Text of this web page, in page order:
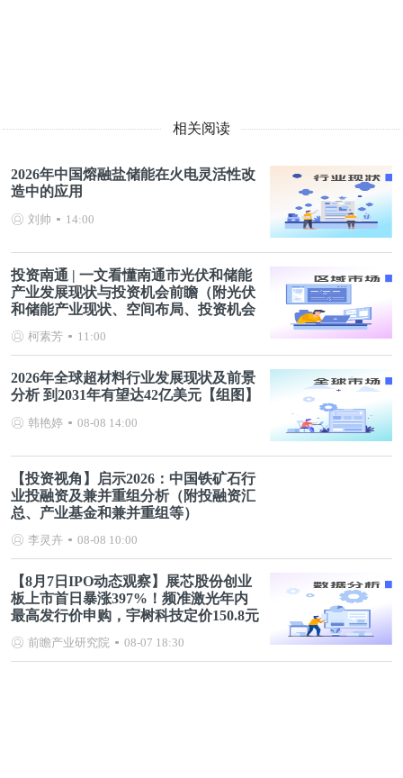
相关阅读
2026年中国熔融盐储能在火电灵活性改
造中的应用
刘帅 14:00
投资南通 | 一文看懂南通市光伏和储能
产业发展现状与投资机会前瞻（附光伏
和储能产业现状、空间布局、投资机会
柯素芳 11:00
2026年全球超材料行业发展现状及前景
分析 到2031年有望达42亿美元【组图】
韩艳婷 08-08 14:00
【投资视角】启示2026：中国铁矿石行
业投融资及兼并重组分析（附投融资汇
总、产业基金和兼并重组等）
李灵卉 08-08 10:00
【8月7日IPO动态观察】展芯股份创业
板上市首日暴涨397%！频准激光年内
最高发行价申购，宇树科技定价150.8元
前瞻产业研究院 08-07 18:30